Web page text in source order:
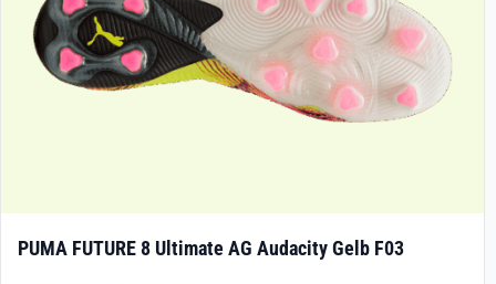
Produktseite
gewählt
werden
PUMA FUTURE 8 Ultimate AG Audacity Gelb F03